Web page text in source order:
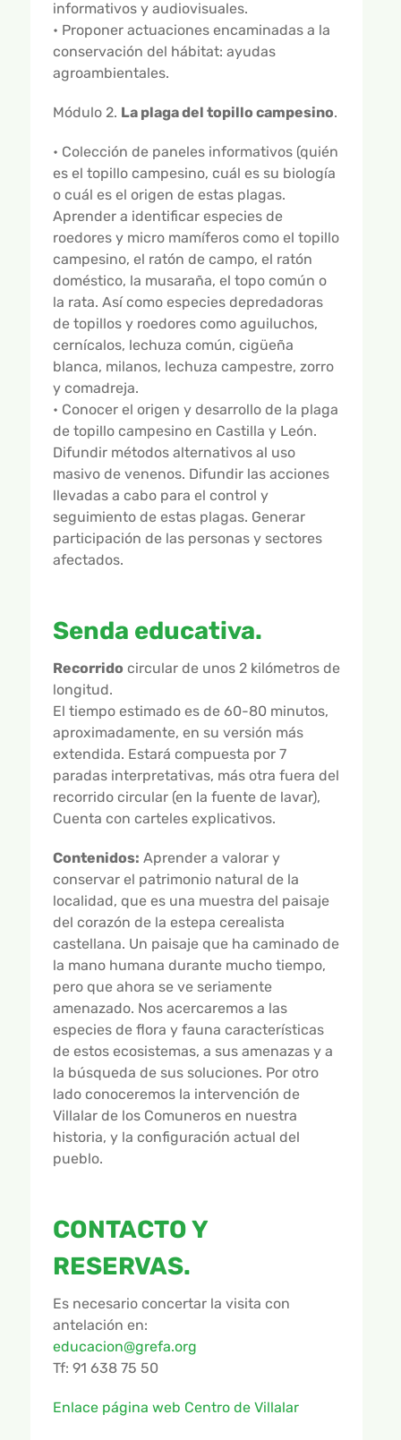
informativos y audiovisuales.
• Proponer actuaciones encaminadas a la
conservación del hábitat: ayudas
agroambientales.
Módulo 2. La plaga del topillo campesino.
• Colección de paneles informativos (quién
es el topillo campesino, cuál es su biología
o cuál es el origen de estas plagas.
Aprender a identificar especies de
roedores y micro mamíferos como el topillo
campesino, el ratón de campo, el ratón
doméstico, la musaraña, el topo común o
la rata. Así como especies depredadoras
de topillos y roedores como aguiluchos,
cernícalos, lechuza común, cigüeña
blanca, milanos, lechuza campestre, zorro
y comadreja.
• Conocer el origen y desarrollo de la plaga
de topillo campesino en Castilla y León.
Difundir métodos alternativos al uso
masivo de venenos. Difundir las acciones
llevadas a cabo para el control y
seguimiento de estas plagas. Generar
participación de las personas y sectores
afectados.
Senda educativa.
Recorrido circular de unos 2 kilómetros de
longitud.
El tiempo estimado es de 60-80 minutos,
aproximadamente, en su versión más
extendida. Estará compuesta por 7
paradas interpretativas, más otra fuera del
recorrido circular (en la fuente de lavar),
Cuenta con carteles explicativos.
Contenidos: Aprender a valorar y
conservar el patrimonio natural de la
localidad, que es una muestra del paisaje
del corazón de la estepa cerealista
castellana. Un paisaje que ha caminado de
la mano humana durante mucho tiempo,
pero que ahora se ve seriamente
amenazado. Nos acercaremos a las
especies de flora y fauna características
de estos ecosistemas, a sus amenazas y a
la búsqueda de sus soluciones. Por otro
lado conoceremos la intervención de
Villalar de los Comuneros en nuestra
historia, y la configuración actual del
pueblo.
CONTACTO Y
RESERVAS.
Es necesario concertar la visita con
antelación en:
educacion@grefa.org
Tf: 91 638 75 50
Enlace página web Centro de Villalar